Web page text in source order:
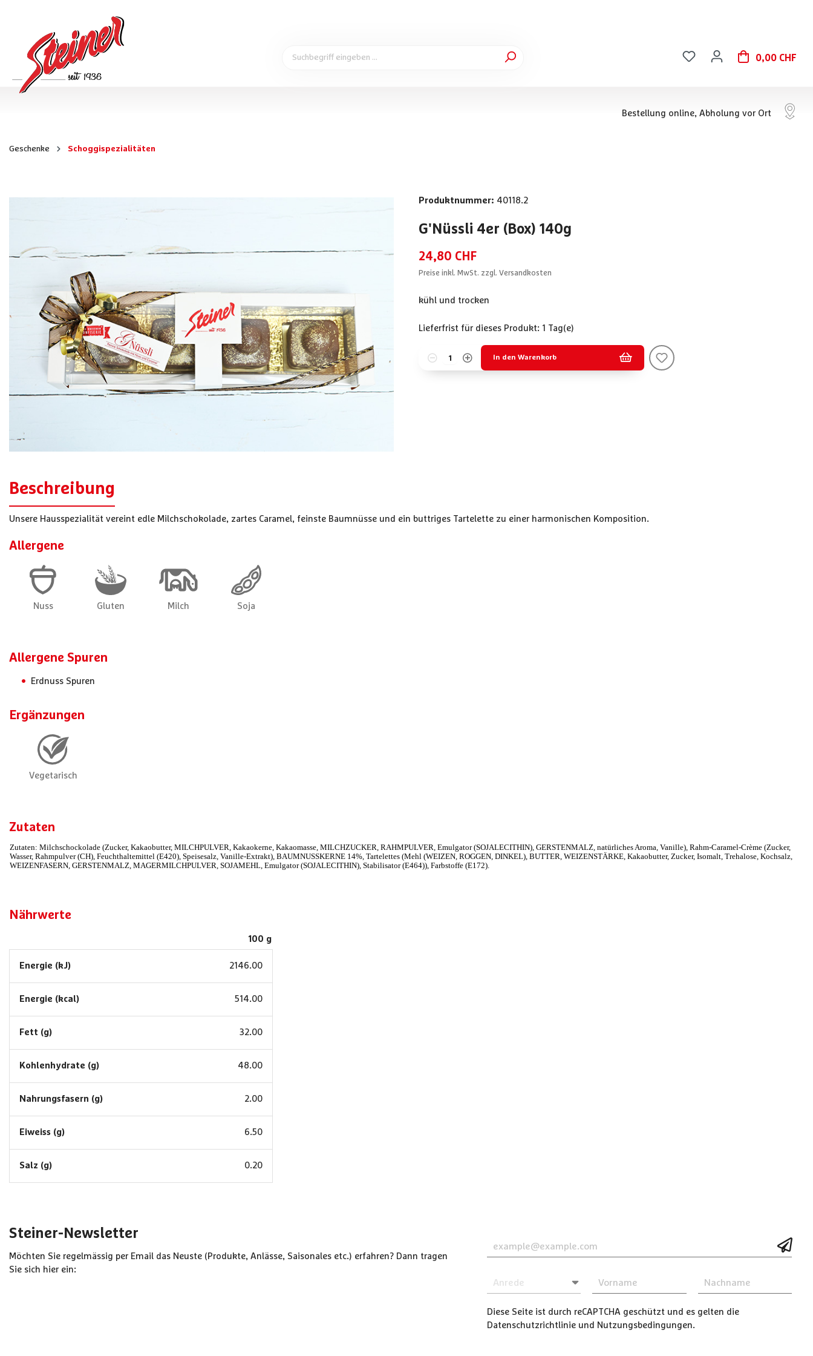
0,00 CHF
Bestellung online, Abholung vor Ort
Geschenke Schoggispezialitäten
Produktnummer: 40118.2
G'Nüssli 4er (Box) 140g
24,80 CHF
Preise inkl. MwSt. zzgl. Versandkosten
kühl und trocken
Lieferfrist für dieses Produkt: 1 Tag(e)
In den Warenkorb
Beschreibung
Unsere Hausspezialität vereint edle Milchschokolade, zartes Caramel, feinste Baumnüsse und ein buttriges Tartelette zu einer harmonischen Komposition.
Allergene
Allergene Spuren
Erdnuss Spuren
Ergänzungen
Zutaten
Zutaten: Milchschockolade (Zucker, Kakaobutter, MILCHPULVER, Kakaokerne, Kakaomasse, MILCHZUCKER, RAHMPULVER, Emulgator (SOJALECITHIN), GERSTENMALZ, natürliches Aroma, Vanille), Rahm-Caramel-Crème (Zucker,
Wasser, Rahmpulver (CH), Feuchthaltemittel (E420), Speisesalz, Vanille-Extrakt), BAUMNUSSKERNE 14%, Tartelettes (Mehl (WEIZEN, ROGGEN, DINKEL), BUTTER, WEIZENSTÄRKE, Kakaobutter, Zucker, Isomalt, Trehalose, Kochsalz,
WEIZENFASERN, GERSTENMALZ, MAGERMILCHPULVER, SOJAMEHL, Emulgator (SOJALECITHIN), Stabilisator (E464)), Farbstoffe (E172).
Nährwerte
100 g
Energie (kJ) 2146.00
Energie (kcal) 514.00
Fett (g) 32.00
Kohlenhydrate (g) 48.00
Nahrungsfasern (g) 2.00
Eiweiss (g) 6.50
Salz (g) 0.20
Steiner-Newsletter
Möchten Sie regelmässig per Email das Neuste (Produkte, Anlässe, Saisonales etc.) erfahren? Dann tragen
Sie sich hier ein:
Diese Seite ist durch reCAPTCHA geschützt und es gelten die
Datenschutzrichtlinieund Nutzungsbedingungen.